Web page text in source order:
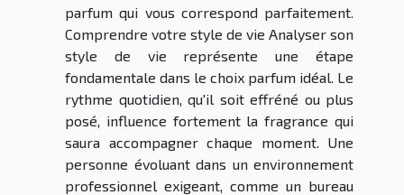
parfum qui vous correspond parfaitement.
Comprendre votre style de vie Analyser son
style de vie représente une étape
fondamentale dans le choix parfum idéal. Le
rythme quotidien, qu'il soit effréné ou plus
posé, influence fortement la fragrance qui
saura accompagner chaque moment. Une
personne évoluant dans un environnement
professionnel exigeant, comme un bureau